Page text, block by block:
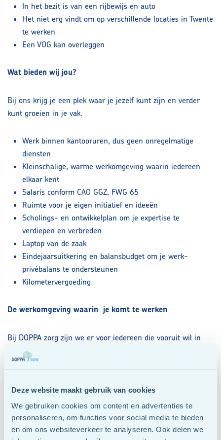
Deze website maakt gebruik van cookies
We gebruiken cookies om content en advertenties te
personaliseren, om functies voor social media te bieden
en om ons websiteverkeer te analyseren. Ook delen we
In het bezit is van een rijbewijs en auto
Het niet erg vindt om op verschillende locaties in Twente
te werken
Een VOG kan overleggen
Wat bieden wij jou?
Bij ons krijg je een plek waar je jezelf kunt zijn en verder
kunt groeien in je vak.
Werk binnen kantooruren, dus geen onregelmatige
diensten
Kleinschalige, warme werkomgeving waarin iedereen
elkaar kent
Salaris conform CAO GGZ, FWG 65
Ruimte voor je eigen initiatief en ideeën
Scholings- en ontwikkelplan om je expertise te
verdiepen en verbreden
Laptop van de zaak
Eindejaarsuitkering en balansbudget om je werk-
privébalans te ondersteunen
Kilometervergoeding
De werkomgeving waarin je komt te werken
Bij DOPPA zorg zijn we er voor iedereen die vooruit wil in
zijn leven. We bieden zorg die is afgestemd op de
persoonlijke situatie van de cliënt, met oprechte aandacht en
Als collega word jij net zo gezien en gehoord. Bij ons ben je
geen nummer, maar een professional met je eigen verhaal
en talenten, en daarmee een waardevol onderdeel van ons